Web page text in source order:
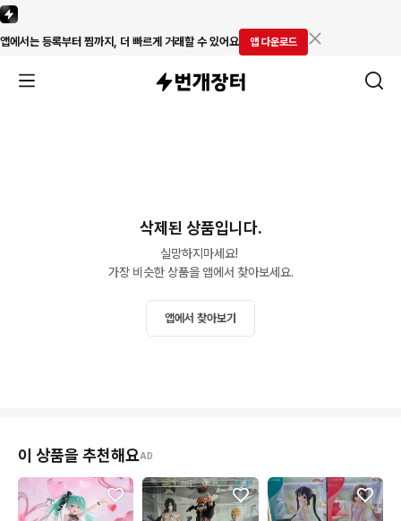
앱에서는 등록부터 찜까지, 더 빠르게 거래할 수 있어요 앱 다운로드
삭제된 상품입니다.
실망하지마세요!
가장 비슷한 상품을 앱에서 찾아보세요.
앱에서 찾아보기
이 상품을 추천해요AD